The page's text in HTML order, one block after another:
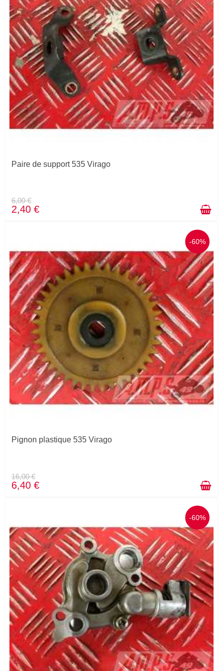
Paire de support 535 Virago
6,00 €
2,40 €
-60%
Pignon plastique 535 Virago
16,00 €
6,40 €
-60%